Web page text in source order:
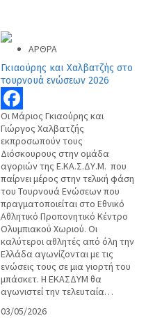
ΑΡΘΡΑ
Γκιαούρης και Χαλβατζής στο
τουρνουά ενώσεων 2026
Facebook
Οι Μάριος Γκιαούρης και
Γιώργος Χαλβατζής
εκπροσωπούν τους
Διόσκουρους στην ομάδα
αγοριών της Ε.ΚΑ.Σ.ΔΥ.Μ. που
παίρνει μέρος στην τελική φάση
του Τουρνουά Ενώσεων που
πραγματοποιείται στο Εθνικό
Αθλητικό Προπονητικό Κέντρο
Ολυμπιακού Χωριού. Οι
καλύτεροι αθλητές από όλη την
Ελλάδα αγωνίζονται με τις
ενώσεις τους σε μια γιορτή του
μπάσκετ. Η ΕΚΑΣΔΥΜ θα
αγωνιστεί την τελευταία…
03/05/2026